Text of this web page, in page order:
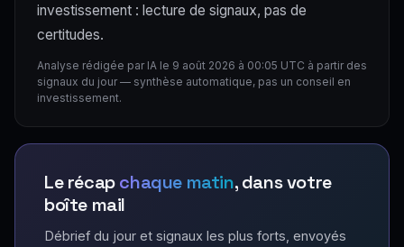
investissement : lecture de signaux, pas de
certitudes.
Analyse rédigée par IA le 9 août 2026 à 00:05 UTC à partir des
signaux du jour — synthèse automatique, pas un conseil en
investissement.
Le récapchaque matin, dans votre
boîte mail
Débrief du jour et signaux les plus forts, envoyés